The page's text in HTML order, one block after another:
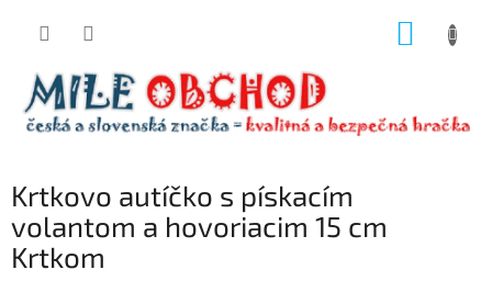
Krtkovo autíčko s pískacím
volantom a hovoriacim 15 cm
Krtkom